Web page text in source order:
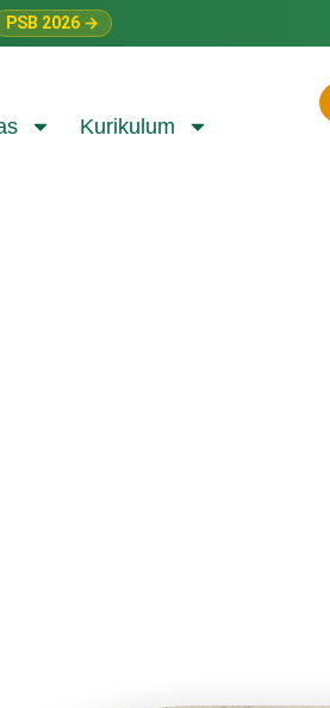
PSB 2026 →
Kurikulum